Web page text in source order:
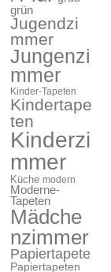
grün
Jugendzi
mmer
Jungenzi
mmer
Kinder-Tapeten
Kindertape
ten
Kinderzi
mmer
Küche modern
Moderne-
Tapeten
Mädche
nzimmer
Papiertapete
Papiertapeten